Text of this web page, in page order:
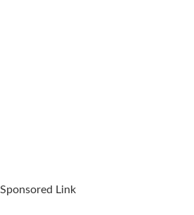
Sponsored Link